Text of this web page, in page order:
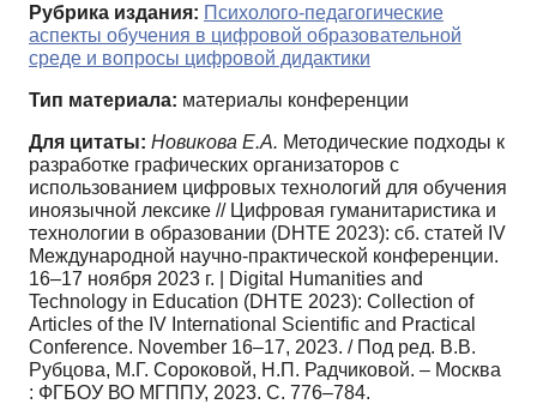
Рубрика издания: Психолого-педагогические
аспекты обучения в цифровой образовательной
среде и вопросы цифровой дидактики
Тип материала: материалы конференции
Для цитаты: Новикова Е.А. Методические подходы к
разработке графических организаторов с
использованием цифровых технологий для обучения
иноязычной лексике // Цифровая гуманитаристика и
технологии в образовании (DHTE 2023): сб. статей IV
Международной научно-практической конференции.
16–17 ноября 2023 г. | Digital Humanities and
Technology in Education (DHTE 2023): Сollection of
Articles of the IV International Scientific and Practical
Conference. November 16–17, 2023. / Под ред. В.В.
Рубцова, М.Г. Сороковой, Н.П. Радчиковой. – Москва
: ФГБОУ ВО МГППУ, 2023. С. 776–784.